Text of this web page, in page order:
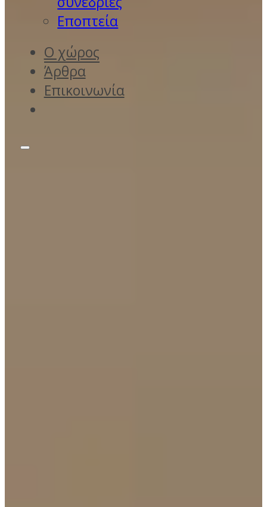
Εποπτεία
Ο χώρος
Άρθρα
Επικοινωνία